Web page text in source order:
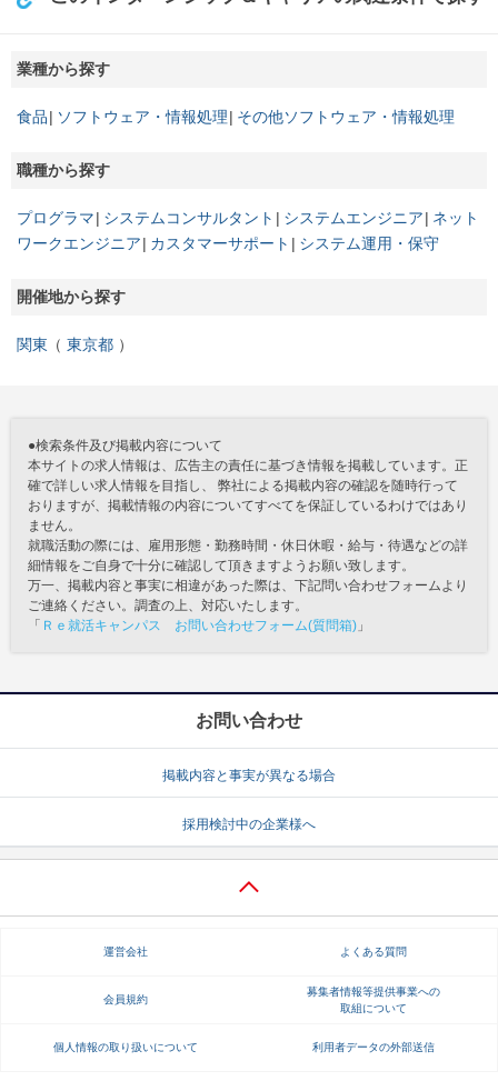
業種から探す
食品 ソフトウェア・情報処理 その他ソフトウェア・情報処理
職種から探す
プログラマ システムコンサルタント システムエンジニア
ネット
ワークエンジニア
カスタマーサポート システム運用・保守
開催地から探す
関東 東京都
●検索条件及び掲載内容について
本サイトの求人情報は、広告主の責任に基づき情報を掲載しています。正
確で詳しい求人情報を目指し、 弊社による掲載内容の確認を随時行って
おりますが、掲載情報の内容についてすべてを保証しているわけではあり
ません。
就職活動の際には、雇用形態・勤務時間・休日休暇・給与・待遇などの詳
細情報をご自身で十分に確認して頂きますようお願い致します。
万一、掲載内容と事実に相違があった際は、下記問い合わせフォームより
ご連絡ください。調査の上、対応いたします。
「 Ｒｅ就活キャンパス お問い合わせフォーム(質問箱) 」
お問い合わせ
掲載内容と事実が異なる場合
採用検討中の企業様へ
運営会社 よくある質問
会員規約
募集者情報等提供事業への
取組について
個人情報の取り扱いについて 利用者データの外部送信